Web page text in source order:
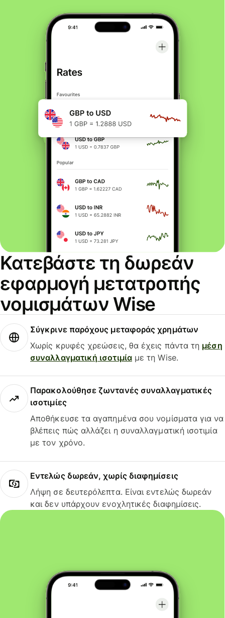
Κατεβάστε τη δωρεάν
εφαρμογή μετατροπής
νομισμάτων Wise
Σύγκρινε παρόχους μεταφοράς χρημάτων
Χωρίς κρυφές χρεώσεις, θα έχεις πάντα τη μέση
συναλλαγματική ισοτιμίαμε τη Wise.
Παρακολούθησε ζωντανές συναλλαγματικές
ισοτιμίες
Αποθήκευσε τα αγαπημένα σου νομίσματα για να
βλέπεις πώς αλλάζει η συναλλαγματική ισοτιμία
με τον χρόνο.
Εντελώς δωρεάν, χωρίς διαφημίσεις
Λήψη σε δευτερόλεπτα. Είναι εντελώς δωρεάν
και δεν υπάρχουν ενοχλητικές διαφημίσεις.